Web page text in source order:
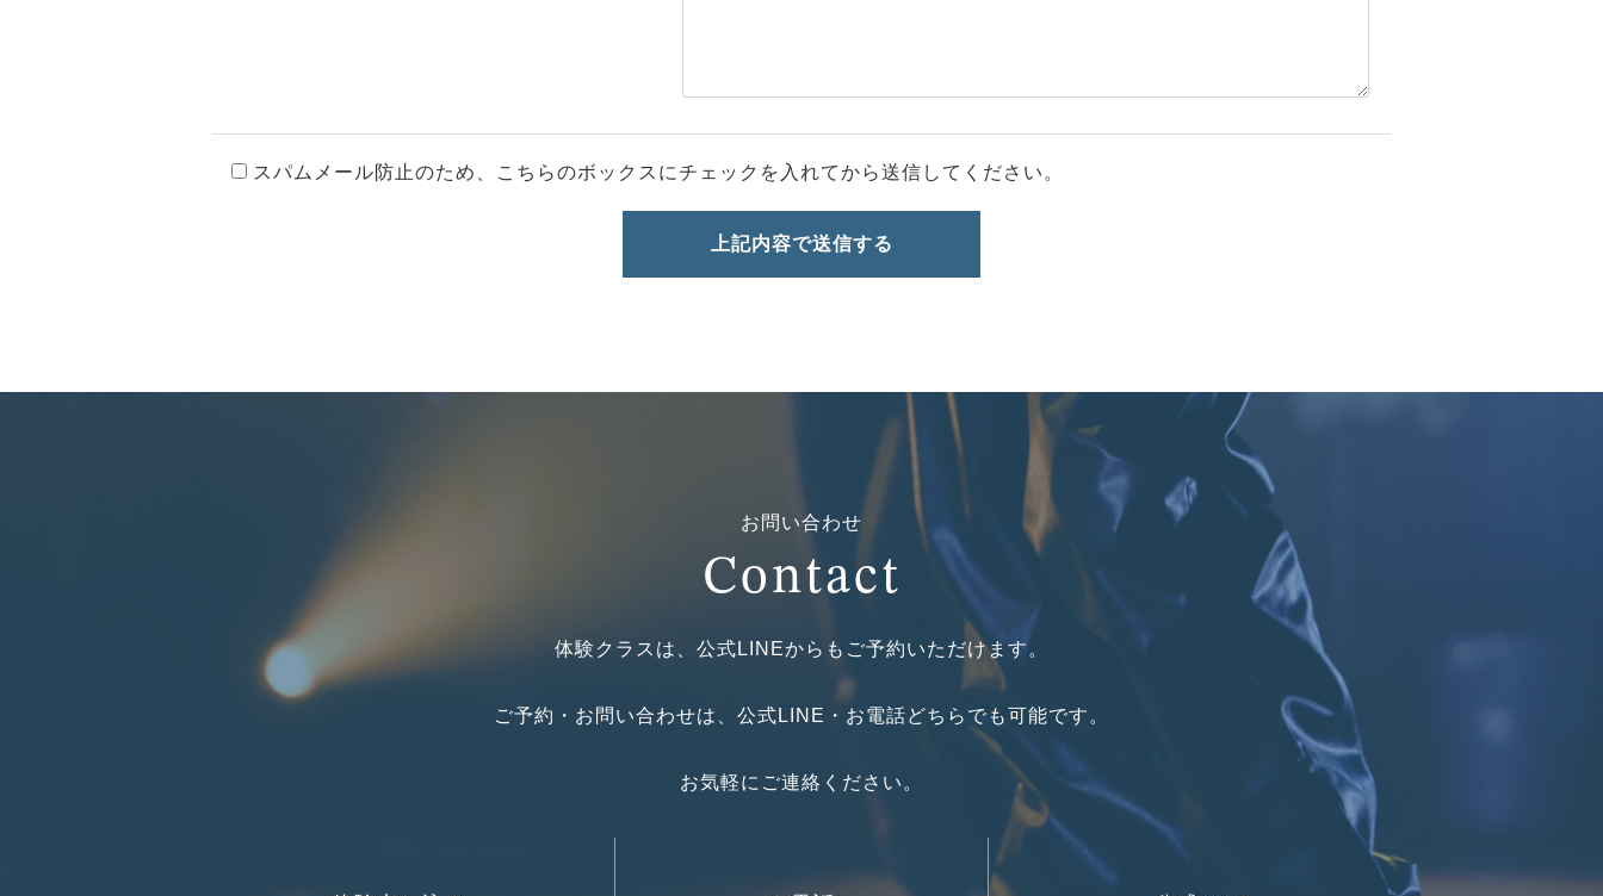
スパムメール防止のため、こちらのボックスにチェックを入れてから送信してください。
お問い合わせ
Contact
体験クラスは、公式LINEからもご予約いただけます。
ご予約・お問い合わせは、公式LINE・お電話どちらでも可能です。
お気軽にご連絡ください。